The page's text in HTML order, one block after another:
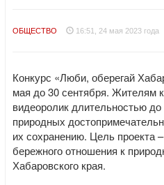
ОБЩЕСТВО 16:51, 24 мая 2023 года
Конкурс «Люби, оберегай
мая до 30 сентября. Жителям
видеоролик длительностью
природных
их сохранению. Цель проекта
бережного отношения к
Хабаровского края.